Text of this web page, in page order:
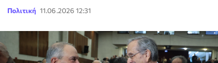
Πολιτική 11.06.2026 12:31